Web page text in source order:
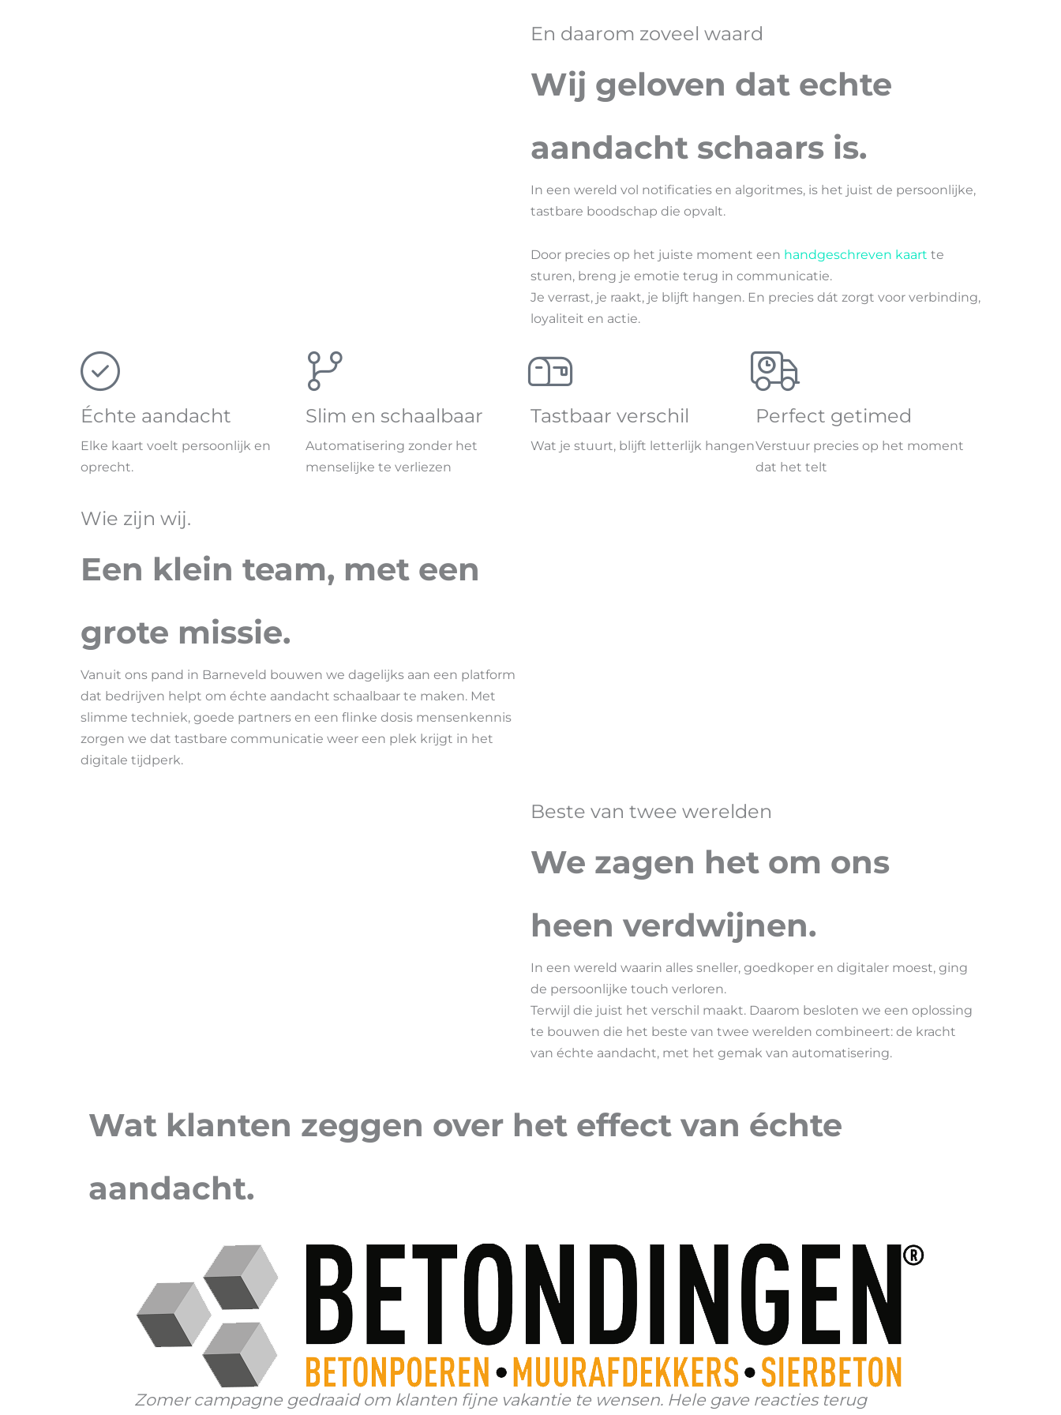
En daarom zoveel waard
Wij geloven dat echte
aandacht schaars is.
In een wereld vol notificaties en algoritmes, is het juist de persoonlijke,
tastbare boodschap die opvalt.
Door precies op het juiste moment een handgeschreven kaart te
sturen, breng je emotie terug in communicatie.
Je verrast, je raakt, je blijft hangen. En precies dát zorgt voor verbinding,
loyaliteit en actie.
Échte aandacht
Elke kaart voelt persoonlijk en
oprecht.
Slim en schaalbaar
Automatisering zonder het
menselijke te verliezen
Tastbaar verschil
Wat je stuurt, blijft letterlijk hangen
Perfect getimed
Verstuur precies op het moment
dat het telt
Wie zijn wij.
Een klein team, met een
grote missie.
Vanuit ons pand in Barneveld bouwen we dagelijks aan een platform
dat bedrijven helpt om échte aandacht schaalbaar te maken. Met
slimme techniek, goede partners en een flinke dosis mensenkennis
zorgen we dat tastbare communicatie weer een plek krijgt in het
digitale tijdperk.
Beste van twee werelden
We zagen het om ons
heen verdwijnen.
In een wereld waarin alles sneller, goedkoper en digitaler moest, ging
de persoonlijke touch verloren.
Terwijl die juist het verschil maakt. Daarom besloten we een oplossing
te bouwen die het beste van twee werelden combineert: de kracht
van échte aandacht, met het gemak van automatisering.
Wat klanten zeggen over het effect van échte
aandacht.
Zomer campagne gedraaid om klanten fijne vakantie te wensen. Hele gave reacties terug